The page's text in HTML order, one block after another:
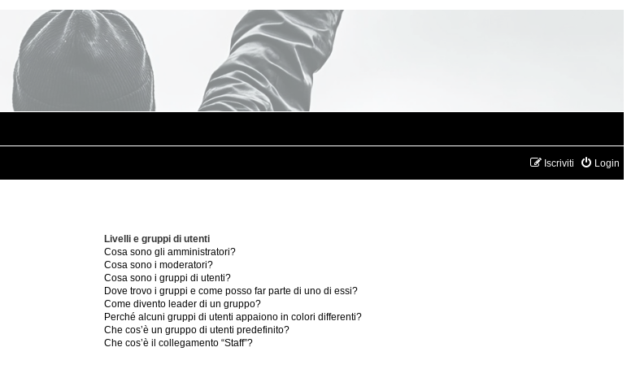
Login
Iscriviti
Livelli e gruppi di utenti
Cosa sono gli amministratori?
Cosa sono i moderatori?
Cosa sono i gruppi di utenti?
Dove trovo i gruppi e come posso far parte di uno di essi?
Come divento leader di un gruppo?
Perché alcuni gruppi di utenti appaiono in colori differenti?
Che cos’è un gruppo di utenti predefinito?
Che cos’è il collegamento “Staff”?